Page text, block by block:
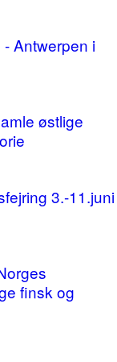
Antwerpen i
østlige
3.-11.juni
finsk og